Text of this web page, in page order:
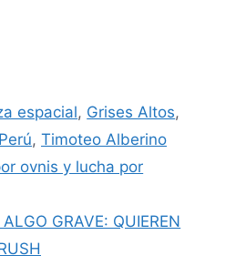
espacial, Grises Altos,
Perú, Timoteo Alberino
ovnis y lucha por
GRAVE: QUIEREN